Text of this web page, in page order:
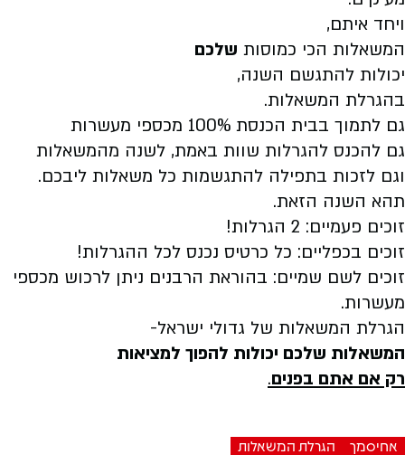
ויחד איתם,
המשאלות הכי כמוסות שלכם
יכולות להתגשם השנה,
בהגרלת המשאלות.
גם לתמוך בבית הכנסת 100% מכספי מעשרות
גם להכנס להגרלות שוות באמת, לשנה מהמשאלות
וגם לזכות בתפילה להתגשמות כל משאלות ליבכם.
תהא השנה הזאת.
זוכים פעמיים: 2 הגרלות!
זוכים בכפליים: כל כרטיס נכנס לכל ההגרלות!
זוכים לשם שמיים: בהוראת הרבנים ניתן לרכוש מכספי
מעשרות.
הגרלת המשאלות של גדולי ישראל-
המשאלות שלכם יכולות להפוך למציאות
רק אם אתם בפנים.
אחיסמך הגרלת המשאלות